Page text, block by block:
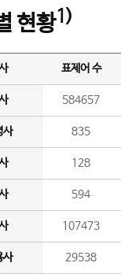
현황1)
표제어 수
584657
사 835
128
594
107473
사 29538